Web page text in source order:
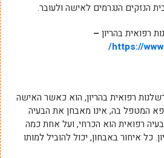
הנזקים הנגרמים לאישה ולעובר.
רפואית בהריון –
https://
רפואית בהריון, הוא כאשר האישה
המטפל בה, אינו מאבחן את הבעיה
רפואית הוא הכרחי, ועל אחת כמה
כל איחור באבחון, יכול להוביל למותו